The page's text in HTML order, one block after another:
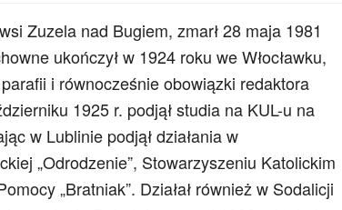
Zuzela nad Bugiem, zmarł 28 maja 1981
ukończył w 1924 roku we Włocławku,
i równocześnie obowiązki redaktora
1925 r. podjął studia na KUL-u na
w Lublinie podjął działania w
„Odrodzenie”, Stowarzyszeniu Katolickim
„Bratniak”. Działał również w Sodalicji